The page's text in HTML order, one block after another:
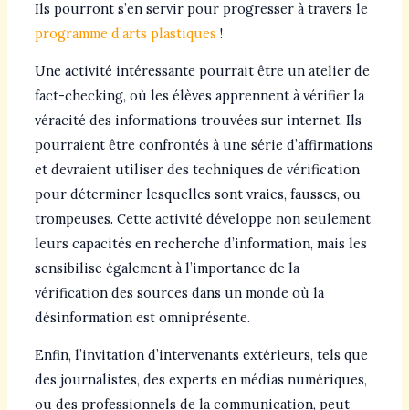
Ils pourront s’en servir pour progresser à travers le
programme d’arts plastiques !
Une activité intéressante pourrait être un atelier de
fact-checking, où les élèves apprennent à vérifier la
véracité des informations trouvées sur internet. Ils
pourraient être confrontés à une série d’affirmations
et devraient utiliser des techniques de vérification
pour déterminer lesquelles sont vraies, fausses, ou
trompeuses. Cette activité développe non seulement
leurs capacités en recherche d’information, mais les
sensibilise également à l’importance de la
vérification des sources dans un monde où la
désinformation est omniprésente.
Enfin, l’invitation d’intervenants extérieurs, tels que
des journalistes, des experts en médias numériques,
ou des professionnels de la communication, peut